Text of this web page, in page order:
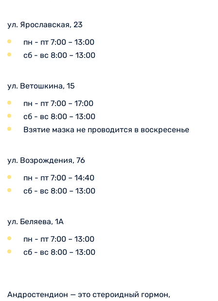
ул. Ярославская, 23
пн - пт 7:00 – 13:00
сб - вс 8:00 – 13:00
ул. Ветошкина, 15
пн - пт 7:00 – 17:00
сб - вс 8:00 – 13:00
Взятие мазка не проводится в воскресенье
ул. Возрождения, 76
пн - пт 7:00 – 14:40
сб - вс 8:00 – 13:00
ул. Беляева, 1А
пн - пт 7:00 – 13:00
сб - вс 8:00 – 13:00
Андростендион — это стероидный гормон,